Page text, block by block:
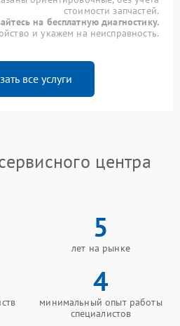
стоимости запчастей.
на бесплатную диагностику.
и укажем на неисправность.
все услуги
центра
5
лет на рынке
4
минимальный опыт работы
специалистов